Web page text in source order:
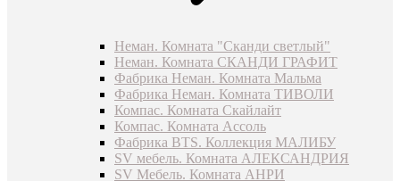
Неман. Комната "Сканди светлый"
Неман. Комната СКАНДИ ГРАФИТ
Фабрика Неман. Комната Мальма
Фабрика Неман. Комната ТИВОЛИ
Компас. Комната Скайлайт
Компас. Комната Ассоль
Фабрика BTS. Коллекция МАЛИБУ
SV мебель. Комната АЛЕКСАНДРИЯ
SV Мебель. Комната АНРИ